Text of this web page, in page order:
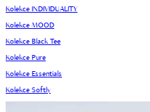
Kolekce INDIVIDUALITY
Kolekce MOOD
Kolekce Black Tee
Kolekce Pure
Kolekce Essentials
Kolekce Softly